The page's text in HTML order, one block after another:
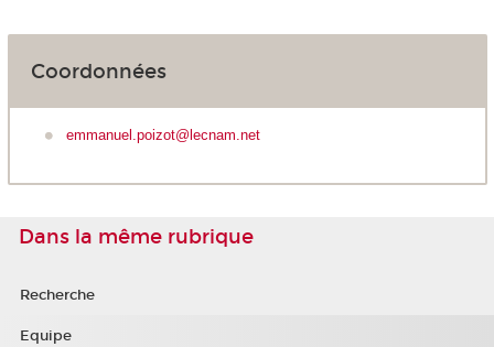
Coordonnées
emmanuel.poizot@lecnam.net
Dans la même rubrique
Recherche
Equipe